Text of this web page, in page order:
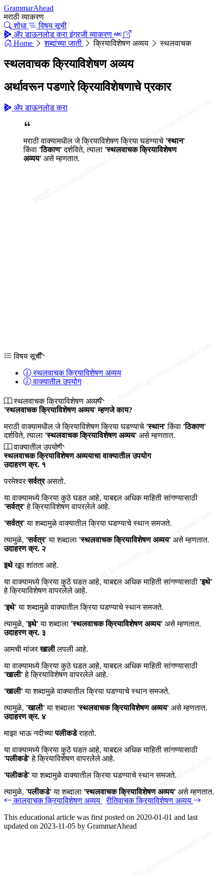
GrammarAhead
मराठी व्याकरण
शोधा
विषय सूची
ॲप डाऊनलोड करा इंग्रजी व्याकरण
Home
शब्दांच्या जाती क्रियाविशेषण अव्यय स्थलवाचक
स्थलवाचक क्रियाविशेषण अव्यय
अर्थावरून पडणारे क्रियाविशेषणाचे प्रकार
ॲप डाऊनलोड करा
मराठी वाक्यामधील जे क्रियाविशेषण क्रिया घडण्याचे 'स्थान'
किंवा 'ठिकाण'दर्शविते, त्याला 'स्थलवाचक क्रियाविशेषण
अव्यय' असे म्हणतात.
विषय सूची
स्थलवाचक क्रियाविशेषण अव्यय
वाक्यातील उपयोग
स्थलवाचक क्रियाविशेषण अव्यय
'स्थलवाचक क्रियाविशेषण अव्यय' म्हणजे काय?
मराठी वाक्यामधील जे क्रियाविशेषण क्रिया घडण्याचे 'स्थान'किंवा 'ठिकाण'
दर्शविते, त्याला 'स्थलवाचक क्रियाविशेषण अव्यय' असे म्हणतात.
वाक्यातील उपयोग
स्थलवाचक क्रियाविशेषण अव्ययाचा वाक्यातील उपयोग
उदाहरण क्र. १
परमेश्वरसर्वत्रअसतो.
या वाक्यामध्ये क्रिया कुठे घडत आहे, याबद्दल अधिक माहिती सांगण्यासाठी
'सर्वत्र'हे क्रियाविशेषण वापरलेले आहे.
'सर्वत्र'या शब्दामुळे वाक्यातील क्रिया घडण्याचे स्थान समजते.
त्यामुळे, 'सर्वत्र'या शब्दाला 'स्थलवाचक क्रियाविशेषण अव्यय' असे म्हणतात.
उदाहरण क्र. २
इथेखूप शांतता आहे.
या वाक्यामध्ये क्रिया कुठे घडत आहे, याबद्दल अधिक माहिती सांगण्यासाठी 'इथे'
हे क्रियाविशेषण वापरलेले आहे.
'इथे'या शब्दामुळे वाक्यातील क्रिया घडण्याचे स्थान समजते.
त्यामुळे, 'इथे'या शब्दाला 'स्थलवाचक क्रियाविशेषण अव्यय' असे म्हणतात.
उदाहरण क्र. ३
आमची मांजरखालीलपली आहे.
या वाक्यामध्ये क्रिया कुठे घडत आहे, याबद्दल अधिक माहिती सांगण्यासाठी
'खाली'हे क्रियाविशेषण वापरलेले आहे.
'खाली'या शब्दामुळे वाक्यातील क्रिया घडण्याचे स्थान समजते.
त्यामुळे, 'खाली'या शब्दाला 'स्थलवाचक क्रियाविशेषण अव्यय' असे म्हणतात.
उदाहरण क्र. ४
माझा भाऊ नदीच्यापलीकडेराहतो.
या वाक्यामध्ये क्रिया कुठे घडत आहे, याबद्दल अधिक माहिती सांगण्यासाठी
'पलीकडे'हे क्रियाविशेषण वापरलेले आहे.
'पलीकडे'या शब्दामुळे वाक्यातील क्रिया घडण्याचे स्थान समजते.
त्यामुळे, 'पलीकडे'या शब्दाला 'स्थलवाचक क्रियाविशेषण अव्यय' असे म्हणतात.
कालवाचक क्रियाविशेषण अव्यय
रीतिवाचक क्रियाविशेषण अव्यय
This educational article was first posted on 2020-01-01 and last
updated on 2023-11-05 by GrammarAhead